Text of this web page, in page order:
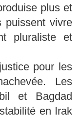
plus et
puissent vivre
pluraliste et
pour les
Les
et Bagdad
en Irak